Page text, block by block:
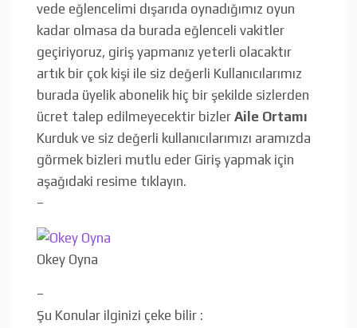
vede eğlencelimi dışarıda oynadığımız oyun
kadar olmasa da burada eğlenceli vakitler
geçiriyoruz, giriş yapmanız yeterli olacaktır
artık bir çok kişi ile siz değerli Kullanıcılarımız
burada üyelik abonelik hiç bir şekilde sizlerden
ücret talep edilmeyecektir bizler Aile Ortamı
Kurduk ve siz değerli kullanıcılarımızı aramızda
görmek bizleri mutlu eder Giriş yapmak için
aşağıdaki resime tıklayın.
–
Okey Oyna
–
Şu Konular ilginizi çeke bilir :